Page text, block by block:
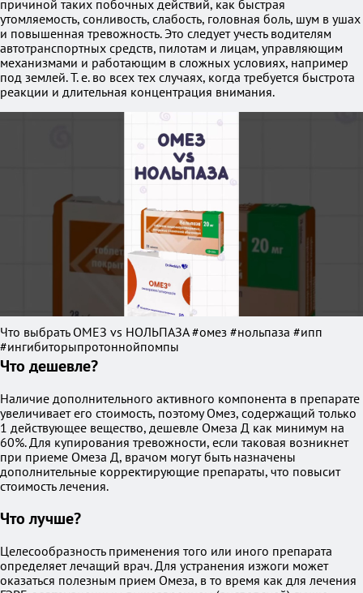
причиной таких побочных действий, как быстрая
утомляемость, сонливость, слабость, головная боль, шум в ушах
и повышенная тревожность. Это следует учесть водителям
автотранспортных средств, пилотам и лицам, управляющим
механизмами и работающим в сложных условиях, например
под землей. Т. е. во всех тех случаях, когда требуется быстрота
реакции и длительная концентрация внимания.
Что выбрать ОМЕЗ vs НОЛЬПАЗА #омез #нольпаза #ипп
#ингибиторыпротоннойпомпы
Что дешевле?
Наличие дополнительного активного компонента в препарате
увеличивает его стоимость, поэтому Омез, содержащий только
1 действующее вещество, дешевле Омеза Д как минимум на
60%. Для купирования тревожности, если таковая возникнет
при приеме Омеза Д, врачом могут быть назначены
дополнительные корректирующие препараты, что повысит
стоимость лечения.
Что лучше?
Целесообразность применения того или иного препарата
определяет лечащий врач. Для устранения изжоги может
оказаться полезным прием Омеза, в то время как для лечения